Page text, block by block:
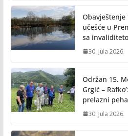
učešće u
sa
30. Jula 2026.
Održan 15.
Grgić –
prelazni
30. Jula 2026.